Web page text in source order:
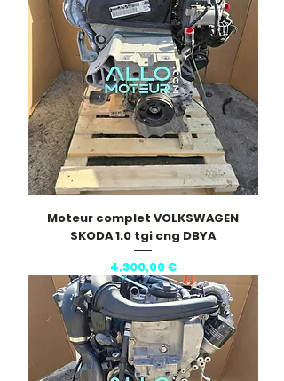
Moteur complet VOLKSWAGEN
SKODA 1.0 tgi cng DBYA
Pris
4.300,00 €